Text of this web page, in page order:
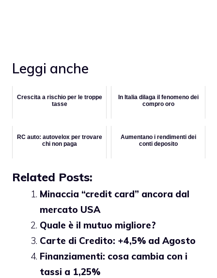
Leggi anche
Crescita a rischio per le troppe
tasse
In Italia dilaga il fenomeno dei
compro oro
RC auto: autovelox per trovare
chi non paga
Aumentano i rendimenti dei
conti deposito
Related Posts:
Minaccia “credit card” ancora dal
mercato USA
Quale è il mutuo migliore?
Carte di Credito: +4,5% ad Agosto
Finanziamenti: cosa cambia con i
tassi a 1,25%